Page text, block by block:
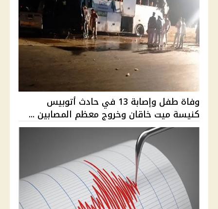
وفاة طفل وإصابة 13 في حادث أتوبيس
كنيسة ميت خاقان وخروج معظم المصابين ...